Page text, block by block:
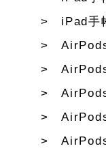
iPad手